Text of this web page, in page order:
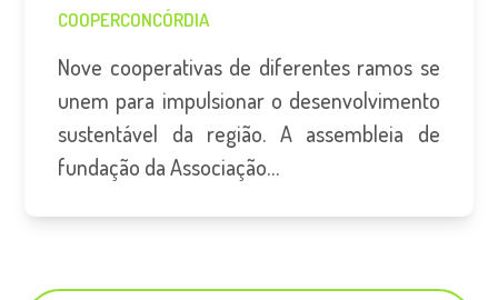
COOPERCONCÓRDIA
Nove cooperativas de diferentes ramos se
unem para impulsionar o desenvolvimento
sustentável da região. A assembleia de
fundação da Associação…